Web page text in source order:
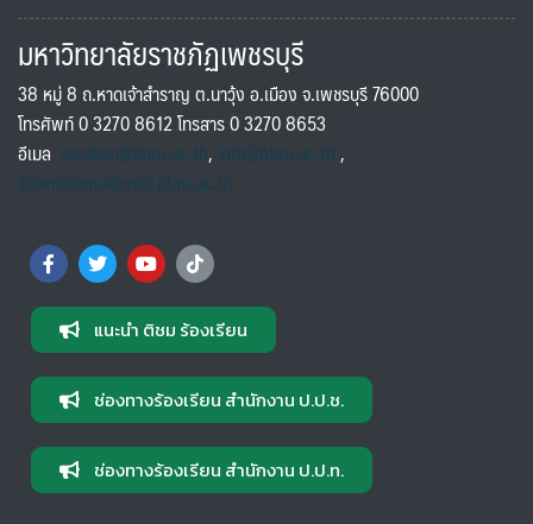
มหาวิทยาลัยราชภัฏเพชรบุรี
38 หมู่ 8 ถ.หาดเจ้าสำราญ ต.นาวุ้ง อ.เมือง จ.เพชรบุรี 76000
โทรศัพท์ 0 3270 8612 โทรสาร 0 3270 8653
อีเมล saraban@pbru.ac.th, info@pbru.ac.th,
international@mail.pbru.ac.th
แนะนำ ติชม ร้องเรียน
ช่องทางร้องเรียน สำนักงาน ป.ป.ช.
ช่องทางร้องเรียน สำนักงาน ป.ป.ท.